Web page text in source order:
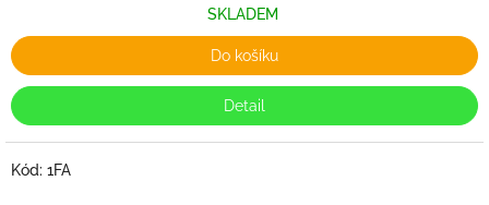
SKLADEM
Do košíku
Detail
Kód: 1FA